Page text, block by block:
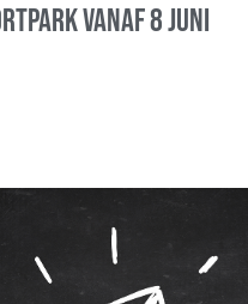
vanaf 8 juni